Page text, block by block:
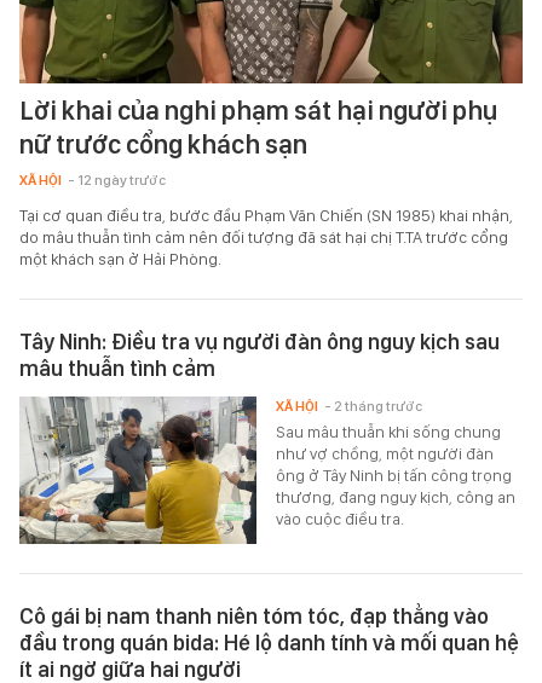
Lời khai của nghi phạm sát hại người phụ
nữ trước cổng khách sạn
XÃ HỘI - 12 ngày trước
Tại cơ quan điều tra, bước đầu Phạm Văn Chiến (SN 1985) khai nhận,
do mâu thuẫn tình cảm nên đối tượng đã sát hại chị T.TA trước cổng
một khách sạn ở Hải Phòng.
Tây Ninh: Điều tra vụ người đàn ông nguy kịch sau
mâu thuẫn tình cảm
Sau mâu thuẫn khi sống chung
như vợ chồng, một người đàn
ông ở Tây Ninh bị tấn công trọng
thương, đang nguy kịch, công an
vào cuộc điều tra.
XÃ HỘI - 2 tháng trước
Cô gái bị nam thanh niên tóm tóc, đạp thẳng vào
đầu trong quán bida: Hé lộ danh tính và mối quan hệ
ít ai ngờ giữa hai người